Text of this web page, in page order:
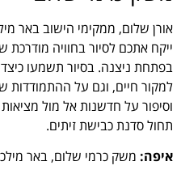
אורן שלום, ממקימי הישוב באר
ייקח אתכם לסיור בחוויה
בפתחת ניצנה. בסיור תשמעו
למקור חיים, וגם על ההתמודדות
וסיפור על חדשנות אל מול
תחול סדנת כבישת זיתים.
איפה: משק כרמי שלום, באר